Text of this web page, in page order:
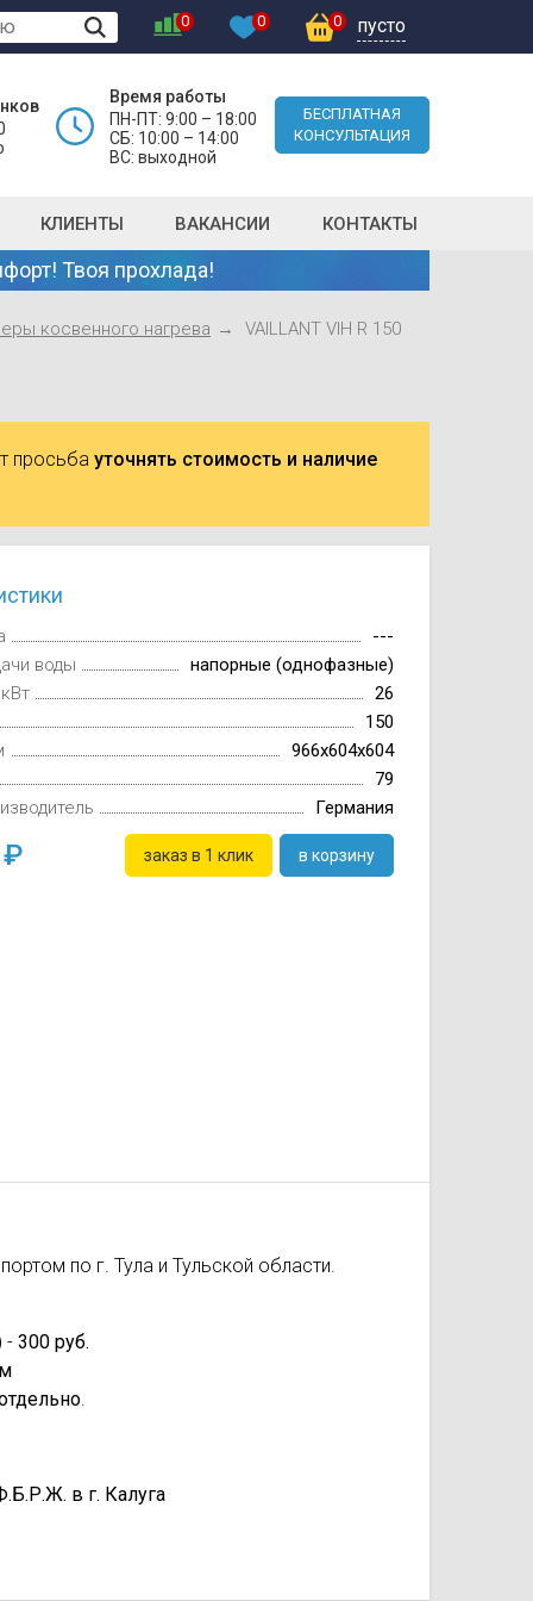
0 0 0 пусто
Время работы
ПН-ПТ: 9:00 – 18:00
СБ: 10:00 – 14:00
ВС: выходной
БЕСПЛАТНАЯ
КОНСУЛЬТАЦИЯ
КЛИЕНТЫ ВАКАНСИИ КОНТАКТЫ
Твоя прохлада!
косвенного нагрева VAILLANT VIH R 150
просьба уточнять стоимость и наличие
---
воды
напорные (однофазные)
26
150
966x604x604
79
Германия
заказ в 1 клик в корзину
по г. Тула и Тульской области.
- 300 руб.
.
в г. Калуга